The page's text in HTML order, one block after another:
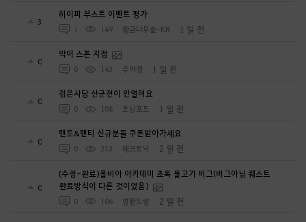
3
하이퍼 부스트 이벤트 평가
1 149 황금나무숲-KR 1 일 전
0
악어 스폰 지점
0 143 주아정 1 일 전
0
검은사당 산군전이 안열려요
0 108 모닝포도 1 일 전
0
멘토&멘티 신규분들 쿠폰받아가세요
0 213 테크토닉 2 일 전
0
(수정-완료)올비아 아카데미 초록 물고기 버그(버그아님 퀘스트
완료방식이 다른 것이었음)
0 106 명왕도량 2 일 전